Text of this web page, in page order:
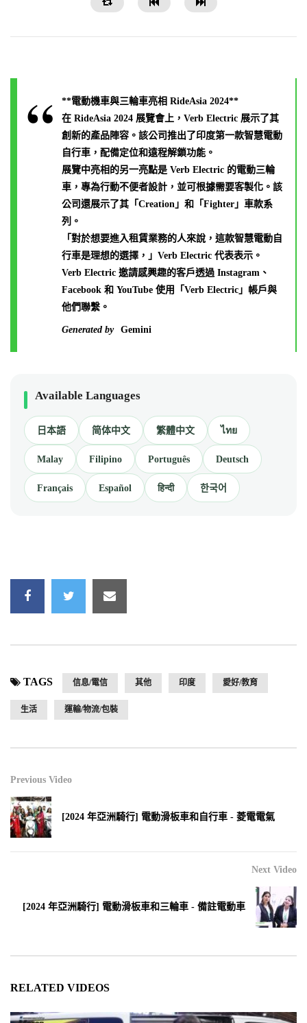
**電動機車與三輪車亮相 RideAsia 2024**
在 RideAsia 2024 展覽會上，Verb Electric 展示了其
創新的產品陣容。該公司推出了印度第一款智慧電動
自行車，配備定位和遠程解鎖功能。
展覽中亮相的另一亮點是 Verb Electric 的電動三輪
車，專為行動不便者設計，並可根據需要客製化。該
公司還展示了其「Creation」和「Fighter」車款系
列。
「對於想要進入租賃業務的人來說，這款智慧電動自
行車是理想的選擇，」Verb Electric 代表表示。
Verb Electric 邀請感興趣的客戶透過 Instagram、
Facebook 和 YouTube 使用「Verb Electric」帳戶與
他們聯繫。
Generated by Gemini
Available Languages
日本語 简体中文 繁體中文 ไทย
Malay Filipino Português Deutsch
Français Español हिन्दी 한국어
TAGS 信息/電信 其他 印度 愛好/教育
生活 運輸/物流/包裝
Previous Video
[2024 年亞洲騎行] 電動滑板車和自行車 - 菱電電氣
Next Video
[2024 年亞洲騎行] 電動滑板車和三輪車 - 備註電動車
RELATED VIDEOS